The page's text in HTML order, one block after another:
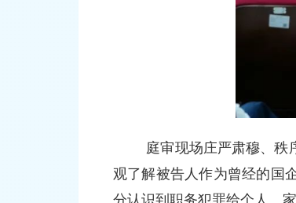
庭审现场庄严肃穆、秩
观了解被告人作为曾经的国
分认识到职务犯罪给个人、